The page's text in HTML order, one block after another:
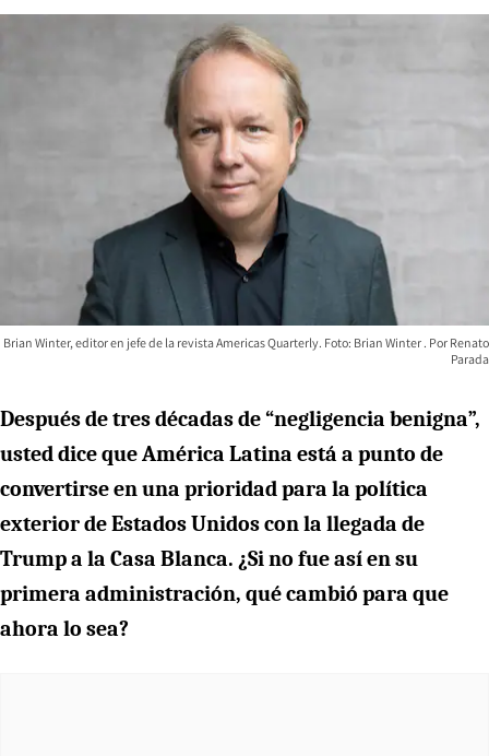
Brian Winter, editor en jefe de la revista Americas Quarterly. Foto: Brian Winter
Renato
Parada
Después de tres décadas de “negligencia benigna”,
usted dice que América Latina está a punto de
convertirse en una prioridad para la política
exterior de Estados Unidos con la llegada de
Trump a la Casa Blanca. ¿Si no fue así en su
primera administración, qué cambió para que
ahora lo sea?